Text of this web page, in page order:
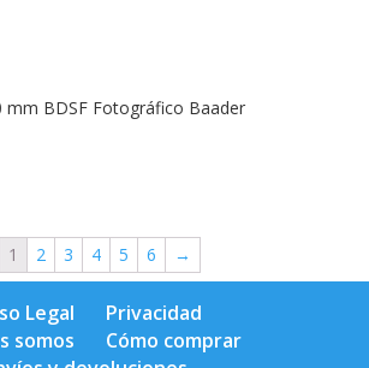
mm BDSF Fotográfico Baader
1 2 3 4 5 6 →
Legal
Privacidad
somos
Cómo comprar